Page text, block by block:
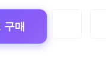
구매